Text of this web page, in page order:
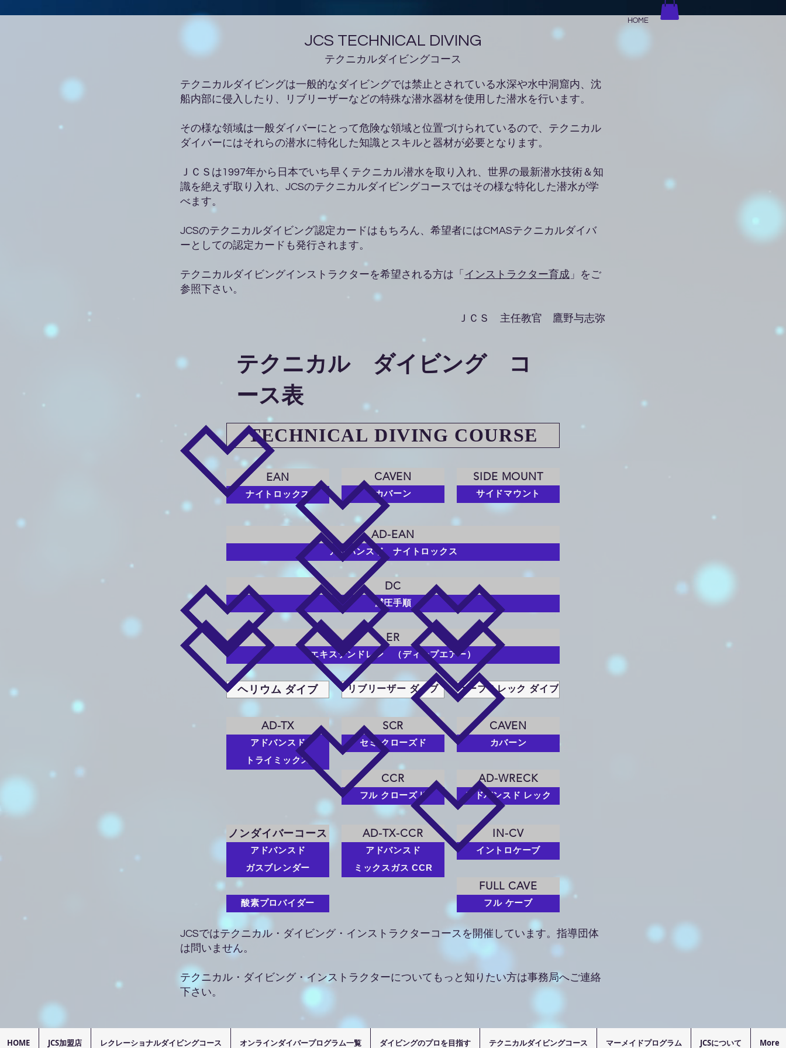
JCS TECHNICAL DIVING
テクニカルダイビングコース
HOME
テクニカルダイビングは一般的なダイビングでは禁止とされている水深や水中洞窟内、沈
船内部に侵入したり、リブリーザーなどの特殊な潜水器材を使用した潜水を行います。
その様な領域は一般ダイバーにとって危険な領域と位置づけられているので、テクニカル
ダイバーにはそれらの潜水に特化した知識とスキルと器材が必要となります。
ＪＣＳは1997年から日本でいち早くテクニカル潜水を取り入れ、世界の最新潜水技術＆知
識を絶えず取り入れ、JCSのテクニカルダイビングコースではその様な特化した潜水が学
べます。
JCSのテクニカルダイビング認定カードはもちろん、希望者にはCMASテクニカルダイバ
ーとしての認定カードも発行されます。
テクニカルダイビングインストラクターを希望される方は「 インストラクター育成 」をご
参照下さい。
ＪＣＳ 主任教官 鷹野与志弥
テクニカル ダイビング コ
ース表
TECHNICAL DIVING COURSE
EAN
ナイトロックス
CAVEN
カバーン
SIDE MOUNT
サイドマウント
AD-EAN
アドバンスド ナイトロックス
DC
減圧手順
ER
エキステンドレン （ディープエアー）
ヘリウム ダイブ
AD-TX
アドバンスド
トライミックス
リブリーザー ダイブ
SCR
セミ クローズド
ケーブ＆レック ダイブ
CAVEN
カバーン
CCR
フル クローズド
AD-WRECK
アドバンスド レック
ノンダイバーコース
アドバンスド
ガスブレンダー
AD-TX-CCR
アドバンスド
ミックスガス CCR
IN-CV
イントロケーブ
酸素プロバイダー
FULL CAVE
フル ケーブ
JCSではテクニカル・ダイビング・インストラクターコースを開催しています。指導団体
は問いません。
テクニカル・ダイビング・インストラクターについてもっと知りたい方は事務局へご連絡
下さい。
HOME JCS加盟店 レクレーショナルダイビングコース オンラインダイバープログラム一覧 ダイビングのプロを目指す テクニカルダイビングコース マーメイドプログラム JCSについて More